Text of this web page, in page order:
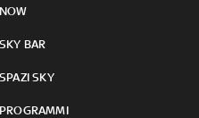
NOW
SKY BAR
SPAZI SKY
PROGRAMMI